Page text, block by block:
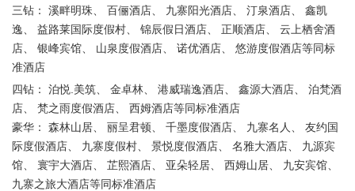
三钻： 溪畔明珠、 百俪酒店、 九寨阳光酒店、 汀泉酒店、 鑫凯
逸、 益路莱国际度假村、 锦辰假日酒店、 正顺酒店、 云上栖舍酒
店、 银峰宾馆、 山泉度假酒店、 诺优酒店、 悠游度假酒店等同标
准酒店
四钻： 泊悦.美筑、 金卓林、 港威瑞逸酒店、 鑫源大酒店、 泊梵酒
店、 梵之雨度假酒店、 西姆酒店等同标准酒店
豪华： 森林山居、 丽呈君顿、 千墨度假酒店、 九寨名人、 友约国
际度假酒店、 九寨度假村、 景悦度假酒店、 名雅大酒店、 九源宾
馆、 寰宇大酒店、 芷熙酒店、 亚朵轻居、 西姆山居、 九安宾馆、
九寨之旅大酒店等同标准酒店